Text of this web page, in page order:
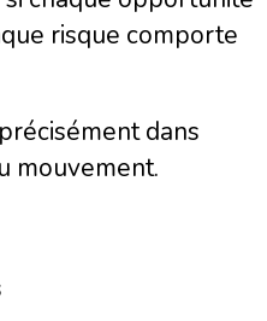
risque comporte
dans
mouvement.